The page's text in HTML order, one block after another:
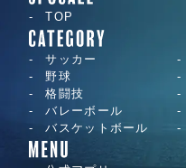
TOP
サッカー
野球
格闘技
バレーボール
バスケットボール